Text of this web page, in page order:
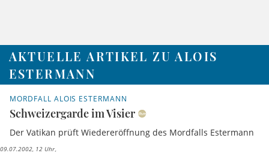
AKTUELLE ARTIKEL ZU ALOIS
ESTERMANN
MORDFALL ALOIS ESTERMANN
Schweizergarde im Visier
Der Vatikan prüft Wiedereröffnung des Mordfalls Estermann
09.07.2002, 12 Uhr